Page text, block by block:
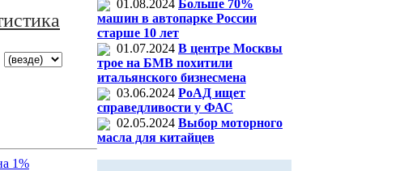
1%
01.08.2024 Больше 70%
машин в автопарке России
старше 10 лет
01.07.2024 В центре Москвы
трое на БМВ похитили
итальянского бизнесмена
03.06.2024 РоАД ищет
справедливости у ФАС
02.05.2024 Выбор моторного
масла для китайцев